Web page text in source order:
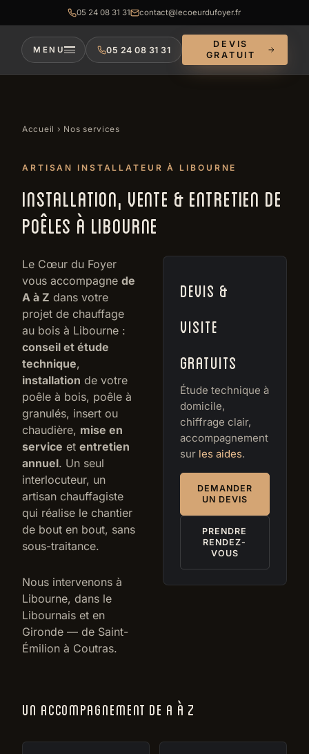
05 24 08 31 31 contact@lecoeurdufoyer.fr
MENU 05 24 08 31 31
DEVIS
GRATUIT
Accueil › Nos services
ARTISAN INSTALLATEUR À LIBOURNE
INSTALLATION, VENTE & ENTRETIEN DE
POÊLES À LIBOURNE
Le Cœur du Foyer
vous accompagne de
A à Z dans votre
projet de chauffage
au bois à Libourne :
conseil et étude
technique,
installation de votre
poêle à bois, poêle à
granulés, insert ou
chaudière, mise en
service et entretien
annuel. Un seul
interlocuteur, un
artisan chauffagiste
qui réalise le chantier
de bout en bout, sans
sous-traitance.
Nous intervenons à
Libourne, dans le
Libournais et en
Gironde — de Saint-
Émilion à Coutras.
Devis &
visite
gratuits
Étude technique à
domicile,
chiffrage clair,
accompagnement
sur les aides.
DEMANDER
UN DEVIS
PRENDRE
RENDEZ-
VOUS
UN ACCOMPAGNEMENT DE A À Z